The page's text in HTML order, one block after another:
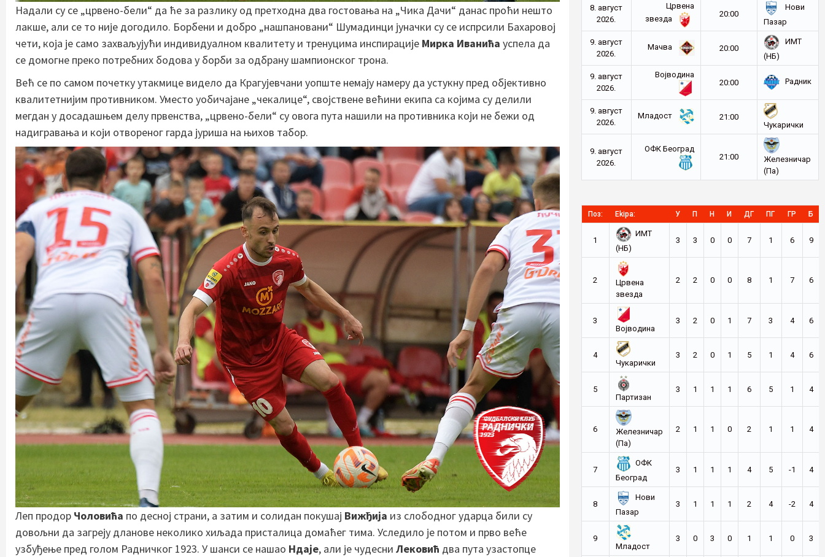
Надали су се „црвено-бели“ да ће за разлику од претходна два гостовања на „Чика Дачи“ данас проћи нешто
лакше, али се то није догодило. Борбени и добро „нашпановани“ Шумадинци јуначки су се испрсили Бахаровој
чети, која је само захваљујући индивидуалном квалитету и тренуцима инспирације Мирка Иванића успела да
се домогне преко потребних бодова у борби за одбрану шампионског трона.
Већ се по самом почетку утакмице видело да Крагујевчани уопште немају намеру да устукну пред објективно
квалитетнијим противником. Уместо уобичајане „чекалице“, својствене већини екипа са којима су делили
мегдан у досадашњем делу првенства, „црвено-бели“ су овога пута нашили на противника који не бежи од
надигравања и који отвореног гарда јуриша на њихов табор.
Леп продор Чоловића по десној страни, а затим и солидан покушај Вижђија из слободног ударца били су
довољни да загреју дланове неколико хиљада присталица домаћег тима. Уследило је потом и прво веће
узбуђење пред голом Радничког 1923. У шанси се нашао Ндаје, али је чудесни Лековић два пута узастопце
8. август
2026.
Црвена
звезда
20:00
Нови
Пазар
9. август
2026.
Мачва 20:00
ИМТ
(НБ)
9. август
2026.
Војводина
20:00
Радник
9. август
2026.
Младост
21:00
Чукарички
9. август
2026.
ОФК Београд
21:00
Железничар
(Па)
Поз: Ekipa: У П Н И ДГ ПГ ГР Б
1
ИМТ
(НБ)
3 3 0 0 7 1 6 9
2
Црвена
звезда
2 2 0 0 8 1 7 6
3
Војводина
3 2 0 1 7 3 4 6
4
Чукарички
3 2 0 1 5 1 4 6
5
Партизан
3 1 1 1 6 5 1 4
6
Железничар
(Па)
2 1 1 0 2 1 1 4
7
ОФК
Београд
3 1 1 1 4 5 -1 4
8
Нови
Пазар
3 1 1 1 2 4 -2 4
9
Младост
3 0 3 0 1 1 0 3